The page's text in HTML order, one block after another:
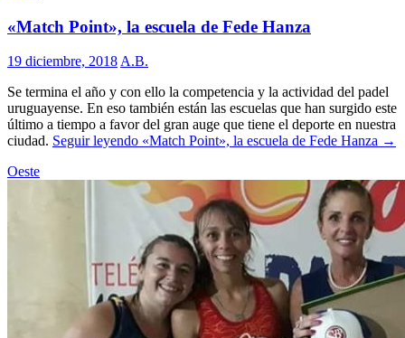
«Match Point», la escuela de Fede Hanza
19 diciembre, 2018 A.B.
Se termina el año y con ello la competencia y la actividad del padel
uruguayense. En eso también están las escuelas que han surgido este
último a tiempo a favor del gran auge que tiene el deporte en nuestra
ciudad. Seguir leyendo «Match Point», la escuela de Fede Hanza →
Oeste